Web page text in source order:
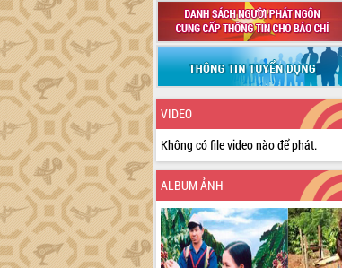
VIDEO
Không có file video nào để phát.
ALBUM ẢNH